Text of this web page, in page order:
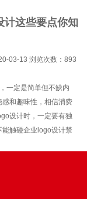
这些要点你知
03-13 浏览次数： 893
一定是简单但不缺内
和趣味性，相信消费
设计时，一定要有独
能触碰企业logo设计禁